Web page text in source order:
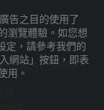
12
, and will reopen
告之目的使用了
瀏覽體驗。如您想
定，請參考我們的
網站」按鈕，即表
用。
官方訂房網站｜